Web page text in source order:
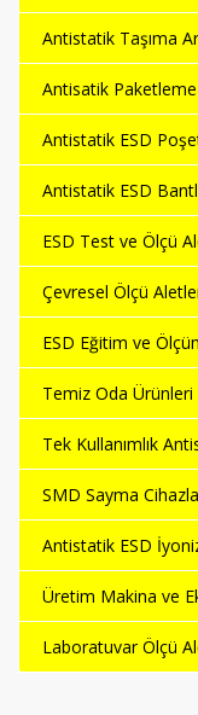
Antistatik Taşıma
Antisatik
Antistatik ESD
Antistatik ESD
ESD Test ve Ölçü
Çevresel Ölçü
ESD Eğitim ve
Temiz Oda Ürünleri
Tek Kullanımlık
SMD Sayma
Antistatik ESD
Üretim Makina ve
Laboratuvar Ölçü